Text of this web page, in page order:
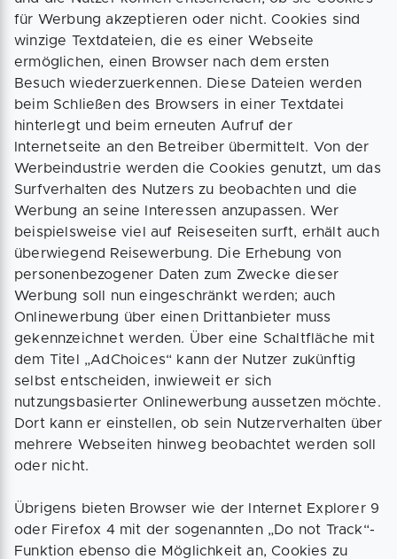
für Werbung akzeptieren oder nicht. Cookies sind
winzige Textdateien, die es einer Webseite
ermöglichen, einen Browser nach dem ersten
Besuch wiederzuerkennen. Diese Dateien werden
beim Schließen des Browsers in einer Textdatei
hinterlegt und beim erneuten Aufruf der
Internetseite an den Betreiber übermittelt. Von der
Werbeindustrie werden die Cookies genutzt, um das
Surfverhalten des Nutzers zu beobachten und die
Werbung an seine Interessen anzupassen. Wer
beispielsweise viel auf Reiseseiten surft, erhält auch
überwiegend Reisewerbung. Die Erhebung von
personenbezogener Daten zum Zwecke dieser
Werbung soll nun eingeschränkt werden; auch
Onlinewerbung über einen Drittanbieter muss
gekennzeichnet werden. Über eine Schaltfläche mit
dem Titel „AdChoices“ kann der Nutzer zukünftig
selbst entscheiden, inwieweit er sich
nutzungsbasierter Onlinewerbung aussetzen möchte.
Dort kann er einstellen, ob sein Nutzerverhalten über
mehrere Webseiten hinweg beobachtet werden soll
oder nicht.
Übrigens bieten Browser wie der Internet Explorer 9
oder Firefox 4 mit der sogenannten „Do not Track“-
Funktion ebenso die Möglichkeit an, Cookies zu